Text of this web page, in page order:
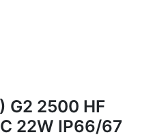
G2 2500 HF
22W IP66/67